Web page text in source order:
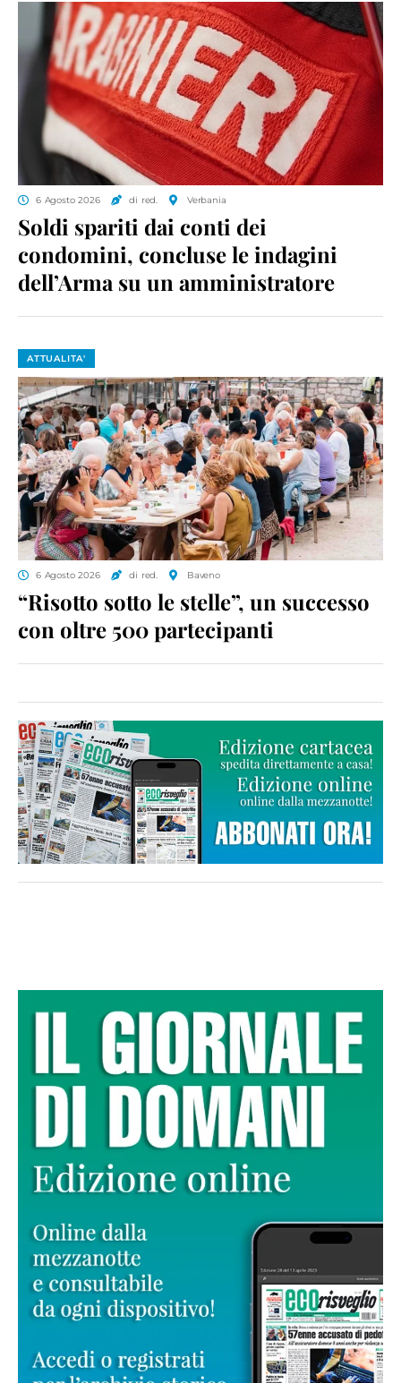
6 Agosto 2026 di red. Verbania
Soldi spariti dai conti dei
condomini, concluse le indagini
dell’Arma su un amministratore
ATTUALITA'
6 Agosto 2026 di red. Baveno
“Risotto sotto le stelle”, un successo
con oltre 500 partecipanti